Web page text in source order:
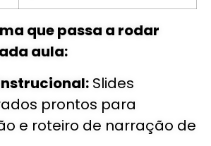
que passa a rodar
aula:
Slides
prontos para
e roteiro de narração de